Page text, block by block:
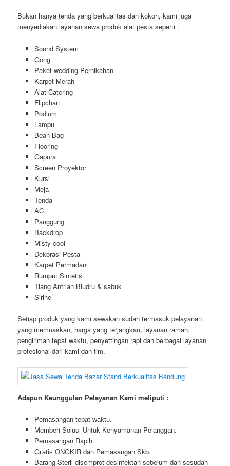
Bukan hanya tenda yang berkualitas dan kokoh, kami juga
menyediakan layanan sewa produk alat pesta seperti :
Sound System
Gong
Paket wedding Pernikahan
Karpet Merah
Alat Catering
Flipchart
Podium
Lampu
Bean Bag
Flooring
Gapura
Screen Proyektor
Kursi
Meja
Tenda
AC
Panggung
Backdrop
Misty cool
Dekorasi Pesta
Karpet Permadani
Rumput Sintetis
Tiang Antrian Bludru & sabuk
Sirine
Setiap produk yang kami sewakan sudah termasuk pelayanan
yang memuaskan, harga yang terjangkau, layanan ramah,
pengiriman tepat waktu, penyettingan rapi dan berbagai layanan
profesional dari kami dan tim.
Adapun Keunggulan Pelayanan Kami meliputi :
Pеmаѕаngаn tераt wаktu.
Memberi Solusi Untuk Kenyamanan Pelanggan.
Pеmаѕаngаn Rapih.
Gгаtіѕ ONGKIR dan Pemasangan Skb.
Barang Steril disemprot desinfektan sebelum dan sesudah